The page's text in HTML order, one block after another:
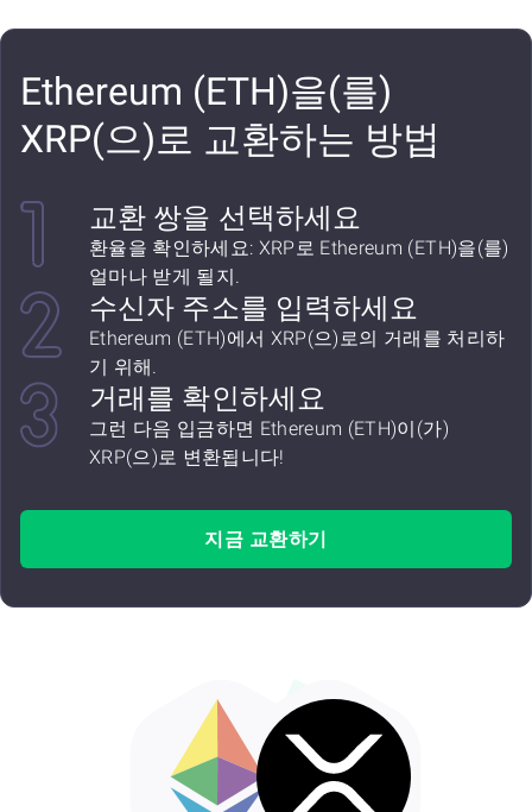
Ethereum (ETH)을(를)
XRP(으)로 교환하는 방법
교환 쌍을 선택하세요
환율을 확인하세요: XRP로 Ethereum (ETH)을(를)
얼마나 받게 될지.
수신자 주소를 입력하세요
Ethereum (ETH)에서 XRP(으)로의 거래를 처리하
기 위해.
거래를 확인하세요
그런 다음 입금하면 Ethereum (ETH)이(가)
XRP(으)로 변환됩니다!
지금 교환하기